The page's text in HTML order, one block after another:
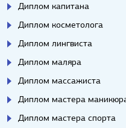
Диплом капитана
Диплом косметолога
Диплом лингвиста
Диплом маляра
Диплом массажиста
Диплом мастера
Диплом мастера спорта